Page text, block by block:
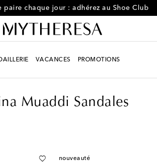
paire chaque jour : adhérez au Shoe Club
VACANCES PROMOTIONS
Muaddi Sandales
nouveauté